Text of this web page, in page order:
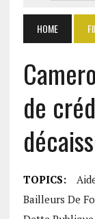
HOME
de
TOPICS:
Bailleurs De